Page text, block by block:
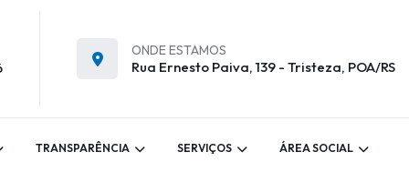
ONDE ESTAMOS
Rua Ernesto Paiva, 139 - Tristeza, POA/RS
TRANSPARÊNCIA SERVIÇOS ÁREA SOCIAL